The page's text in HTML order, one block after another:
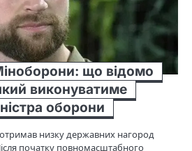
що відомо
виконуватиме
оборони
низку державних нагород
початку повномасштабного